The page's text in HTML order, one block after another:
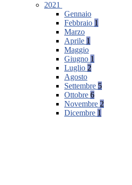
2021
Gennaio
Febbraio 1
Marzo
Aprile 1
Maggio
Giugno 1
Luglio 2
Agosto
Settembre 5
Ottobre 6
Novembre 2
Dicembre 1